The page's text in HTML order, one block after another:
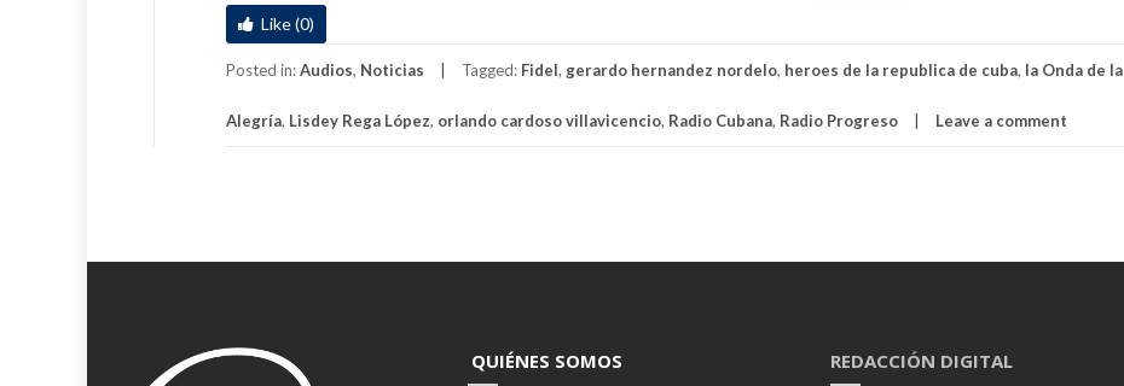
t
Like (0)
Posted in:Audios, Noticias Tagged: Fidel, gerardo hernandez nordelo, heroes de la republica de cuba, la Onda de la
Alegría, Lisdey Rega López, orlando cardoso villavicencio, Radio Cubana, Radio Progreso Leave a comment
QUIÉNES SOMOS REDACCIÓN DIGITAL